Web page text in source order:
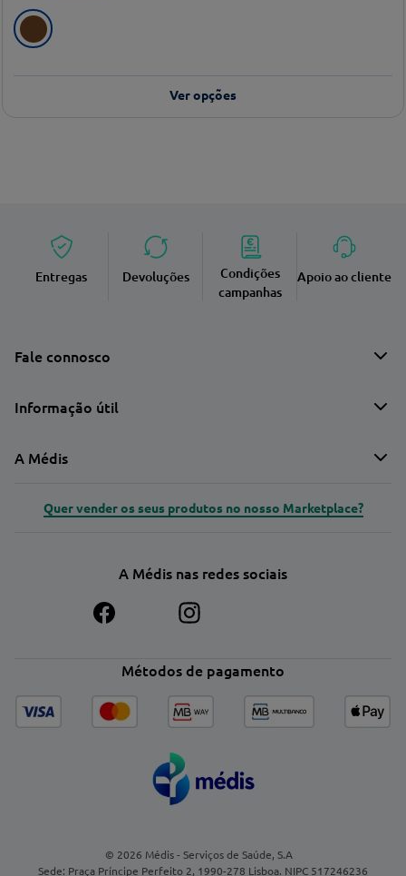
Ver opções
Entregas Devoluções
Condições
campanhas
Apoio ao cliente
Fale connosco
Informação útil
A Médis
Quer vender os seus produtos no nosso Marketplace?
A Médis nas redes sociais
Métodos de pagamento
© 2026 Médis - Serviços de Saúde, S.A
Sede: Praça Príncipe Perfeito 2, 1990-278 Lisboa. NIPC 517246236